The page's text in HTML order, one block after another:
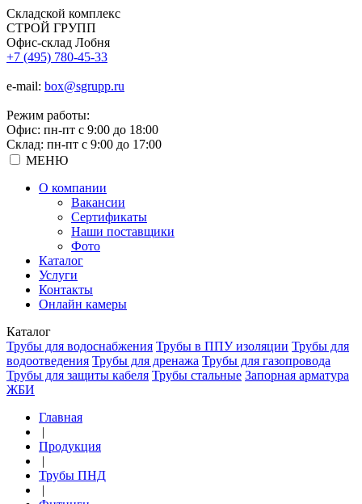
Складской комплекс
СТРОЙ ГРУПП
Офис-склад Лобня
+7 (495) 780-45-33
e-mail: box@sgrupp.ru
Режим работы:
Офис: пн-пт с 9:00 до 18:00
Склад: пн-пт с 9:00 до 17:00
МЕНЮ
О компании
Вакансии
Сертификаты
Наши поставщики
Фото
Каталог
Услуги
Контакты
Онлайн камеры
Каталог
Трубы для водоснабжения Трубы в ППУ изоляции Трубы для
водоотведения Трубы для дренажа Трубы для газопровода
Трубы для защиты кабеля Трубы стальные Запорная арматура
ЖБИ
Главная
|
Продукция
|
Трубы ПНД
|